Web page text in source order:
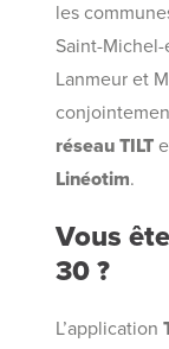
les
Saint-
Lanmeur et
réseau TILT
Linéotim.
Vous
30 ?
L’application